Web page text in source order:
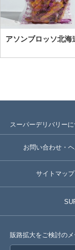
アソンブロッソ北海
スーパーデリバリー
お問い合わせ・
サイトマップ
販路拡大をご検討の